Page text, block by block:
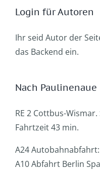
Login für Autoren
Ihr seid Autor der
das Backend ein.
Nach Paulinenaue
RE 2 Cottbus-
Fahrtzeit 43 min.
A24
A10 Abfahrt Berlin